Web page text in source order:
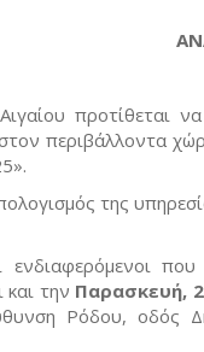
προτίθεται
περιβάλλοντα
της
ενδιαφερόμενοι
την Παρασκευή,
Ρόδου,